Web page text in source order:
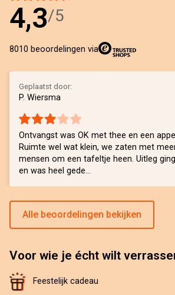
4,3/5
8010 beoordelingen via
Geplaatst door:
P. Wiersma
Ontvangst was OK met thee en een
Ruimte wel wat klein, we zaten met
mensen om een tafeltje heen. Uitleg ging
en was heel gede...
Alle beoordelingen bekijken
Voor wie je écht wilt
Feestelijk cadeau